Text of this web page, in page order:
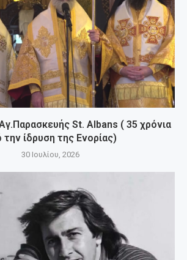
St. Albans ( 35 χρόνια
την ίδρυση της Ενορίας)
30 Ιουλίου, 2026